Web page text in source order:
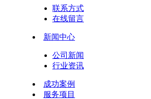
联系方式
在线留言
新闻中心
公司新闻
行业资讯
成功案例
服务项目